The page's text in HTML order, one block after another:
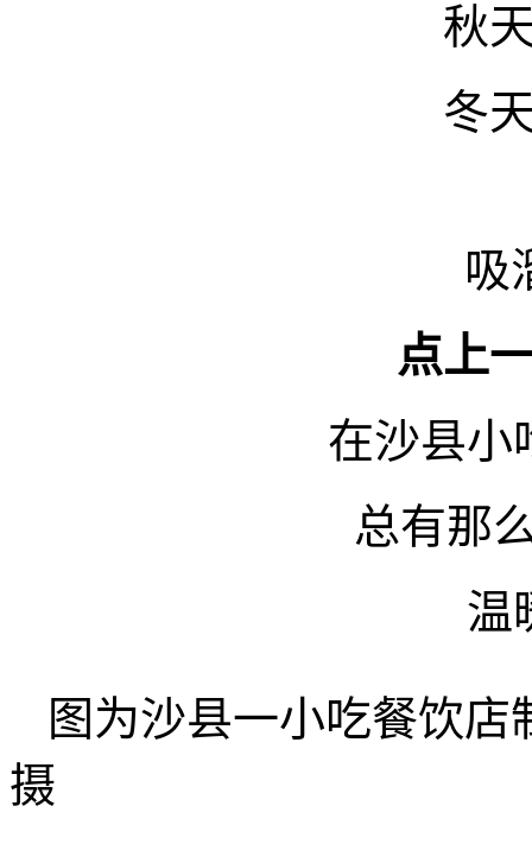
秋
冬
吸
点上
在沙县小
总有那
温
图为沙县一小吃餐饮店
摄